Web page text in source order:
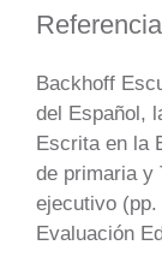
Backhoff
del Español,
Escrita en la
de primaria y
ejecutivo
Evaluación